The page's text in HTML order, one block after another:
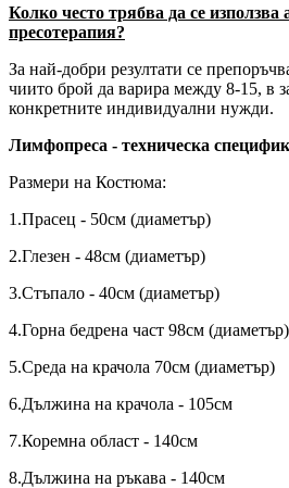
Колко често трябва да се използва
пресотерапия?
За най-добри резултати се
чиито брой да варира между 8-15, в
конкретните индивидуални нужди.
Лимфопреса - техническа
Размери на Костюма:
1.Прасец - 50см (диаметър)
2.Глезен - 48см (диаметър)
3.Стъпало - 40см (диаметър)
4.Горна бедрена част 98см (диаметър)
5.Среда на крачола 70см (диаметър)
6.Дължина на крачола - 105см
7.Коремна област - 140см
8.Дължина на ръкава - 140см